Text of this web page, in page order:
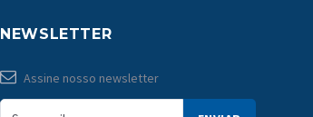
NEWSLETTER
Assine nosso newsletter